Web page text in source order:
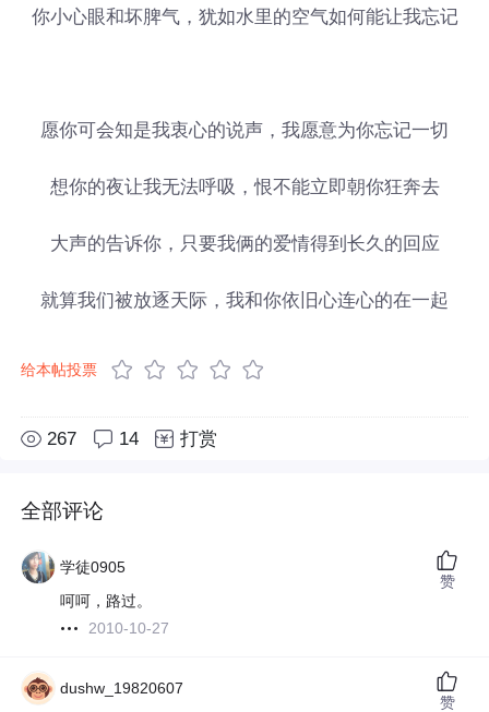
你小心眼和坏脾气，犹如水里的空气如何能让我忘记
愿你可会知是我衷心的说声，我愿意为你忘记一切
想你的夜让我无法呼吸，恨不能立即朝你狂奔去
大声的告诉你，只要我俩的爱情得到长久的回应
就算我们被放逐天际，我和你依旧心连心的在一起
给本帖投票
267 14 打赏
全部评论
学徒0905
呵呵，路过。
2010-10-27
赞
dushw_19820607
赞